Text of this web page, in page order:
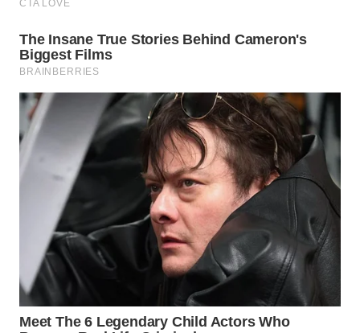
WN
CIANJUR
WN
KEPULAUAN
TANGERANG
WN
BINJAI
WN
CIREBON